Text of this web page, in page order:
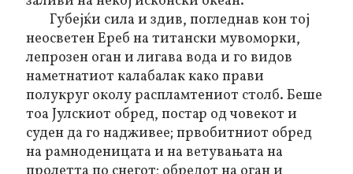
Губејќи сила и здив, погледнав кон тој
неосветен Ереб на титански мувоморки,
лепрозен оган и лигава вода и го видов
наметнатиот калабалак како прави
полукруг околу распламтениот столб. Беше
тоа Јулскиот обред, постар од човекот и
суден да го надживее; првобитниот обред
на рамноденицата и на ветувањата на